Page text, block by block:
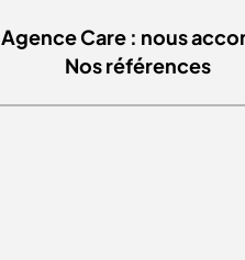
Agence Care : nous
Nos références